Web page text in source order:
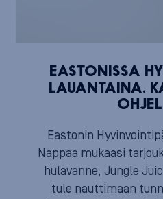
EASTONISSA
LAUANTAINA.
Eastonin
Nappaa mukaasi
hulavanne, Jungle
tule nauttimaan